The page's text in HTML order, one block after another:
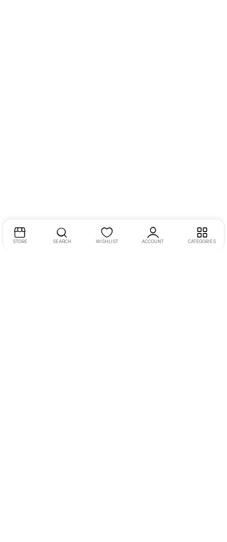
STORE SEARCH WISHLIST ACCOUNT CATEGORIES